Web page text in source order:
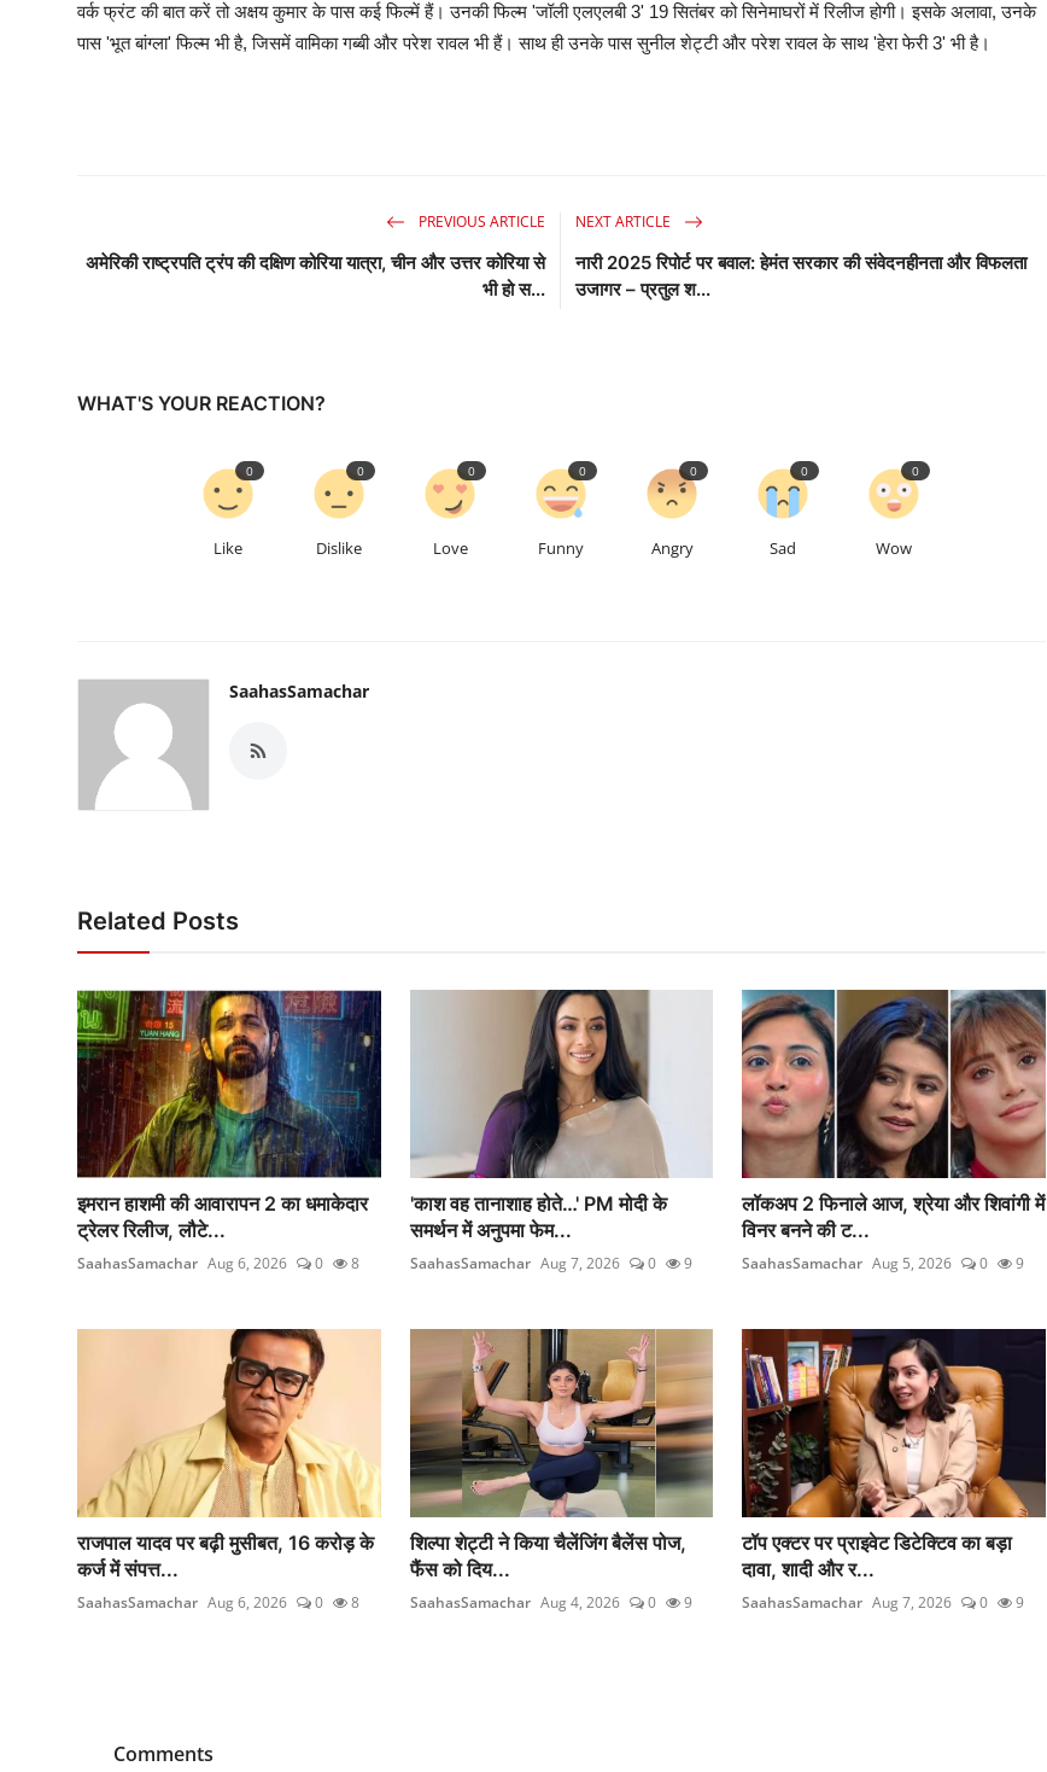
वर्क फ्रंट की बात करें तो अक्षय कुमार के पास कई फिल्में हैं। उनकी फिल्म 'जॉली एलएलबी 3' 19 सितंबर को सिनेमाघरों में रिलीज होगी। इसके अलावा, उनके
पास 'भूत बांग्ला' फिल्म भी है, जिसमें वामिका गब्बी और परेश रावल भी हैं। साथ ही उनके पास सुनील शेट्टी और परेश रावल के साथ 'हेरा फेरी 3' भी है।
PREVIOUS ARTICLE
अमेरिकी राष्ट्रपति ट्रंप की दक्षिण कोरिया यात्रा, चीन और उत्तर कोरिया से
भी हो स...
NEXT ARTICLE
नारी 2025 रिपोर्ट पर बवाल: हेमंत सरकार की संवेदनहीनता और विफलता
उजागर – प्रतुल श...
WHAT'S YOUR REACTION?
Like
0
Dislike
0
Love
0
Funny
0
Angry
0
Sad
0
Wow
0
SaahasSamachar
Related Posts
इमरान हाशमी की आवारापन 2 का धमाकेदार
ट्रेलर रिलीज, लौटे...
SaahasSamachar Aug 6, 2026 0 8
'काश वह तानाशाह होते…' PM मोदी के
समर्थन में अनुपमा फेम...
SaahasSamachar Aug 7, 2026 0 9
लॉकअप 2 फिनाले आज, श्रेया और शिवांगी में
विनर बनने की ट...
SaahasSamachar Aug 5, 2026 0 9
राजपाल यादव पर बढ़ी मुसीबत, 16 करोड़ के
कर्ज में संपत्त...
SaahasSamachar Aug 6, 2026 0 8
शिल्पा शेट्टी ने किया चैलेंजिंग बैलेंस पोज,
फैंस को दिय...
SaahasSamachar Aug 4, 2026 0 9
टॉप एक्टर पर प्राइवेट डिटेक्टिव का बड़ा
दावा, शादी और र...
SaahasSamachar Aug 7, 2026 0 9
Comments